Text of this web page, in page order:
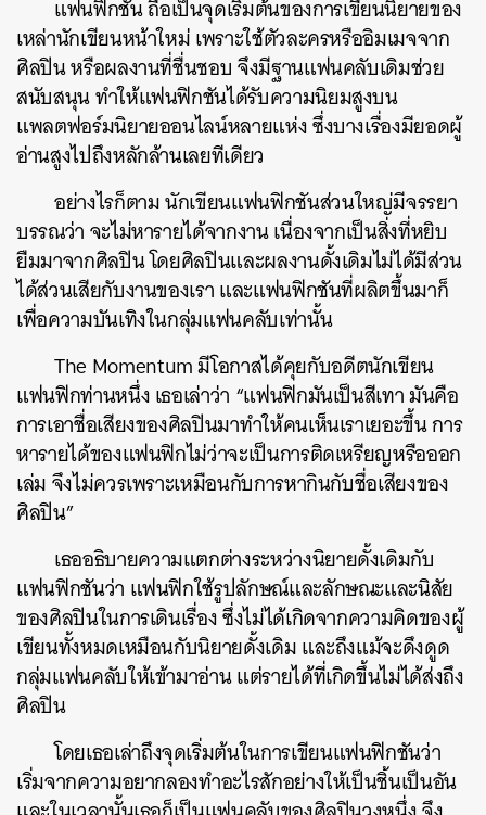
แฟนฟิกชัน ถือเป็นจุดเริ่มต้นของการเขียนนิยายของ
เหล่านักเขียนหน้าใหม่ เพราะใช้ตัวละครหรืออิมเมจจาก
ศิลปิน หรือผลงานที่ชื่นชอบ จึงมีฐานแฟนคลับเดิมช่วย
สนับสนุน ทำให้แฟนฟิกชันได้รับความนิยมสูงบน
แพลตฟอร์มนิยายออนไลน์หลายแห่ง ซึ่งบางเรื่องมียอดผู้
อ่านสูงไปถึงหลักล้านเลยทีเดียว
อย่างไรก็ตาม นักเขียนแฟนฟิกชันส่วนใหญ่มีจรรยา
บรรณว่า จะไม่หารายได้จากงาน เนื่องจากเป็นสิ่งที่หยิบ
ยืมมาจากศิลปิน โดยศิลปินและผลงานดั้งเดิมไม่ได้มีส่วน
ได้ส่วนเสียกับงานของเรา และแฟนฟิกชันที่ผลิตขึ้นมาก็
เพื่อความบันเทิงในกลุ่มแฟนคลับเท่านั้น
The Momentum มีโอกาสได้คุยกับอดีตนักเขียน
แฟนฟิกท่านหนึ่ง เธอเล่าว่า “แฟนฟิกมันเป็นสีเทา มันคือ
การเอาชื่อเสียงของศิลปินมาทำให้คนเห็นเราเยอะขึ้น การ
หารายได้ของแฟนฟิกไม่ว่าจะเป็นการติดเหรียญหรือออก
เล่ม จึงไม่ควรเพราะเหมือนกับการหากินกับชื่อเสียงของ
ศิลปิน”
เธออธิบายความแตกต่างระหว่างนิยายดั้งเดิมกับ
แฟนฟิกชันว่า แฟนฟิกใช้รูปลักษณ์และลักษณะและนิสัย
ของศิลปินในการเดินเรื่อง ซึ่งไม่ได้เกิดจากความคิดของผู้
เขียนทั้งหมดเหมือนกับนิยายดั้งเดิม และถึงแม้จะดึงดูด
กลุ่มแฟนคลับให้เข้ามาอ่าน แต่รายได้ที่เกิดขึ้นไม่ได้ส่งถึง
ศิลปิน
โดยเธอเล่าถึงจุดเริ่มต้นในการเขียนแฟนฟิกชันว่า
เริ่มจากความอยากลองทำอะไรสักอย่างให้เป็นชิ้นเป็นอัน